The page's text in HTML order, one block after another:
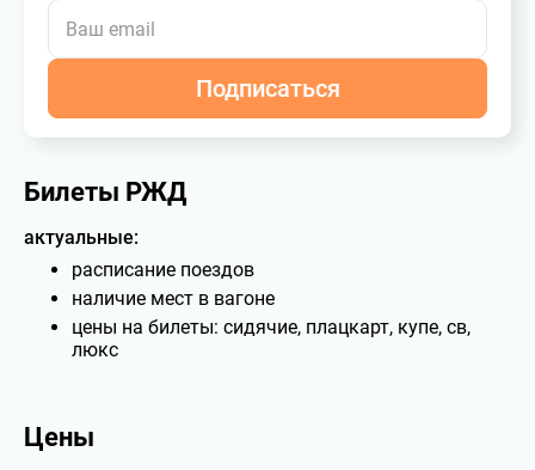
Подписаться
Билеты РЖД
актуальные:
расписание поездов
наличие мест в вагоне
цены на билеты: сидячие, плацкарт, купе, св,
люкс
Цены